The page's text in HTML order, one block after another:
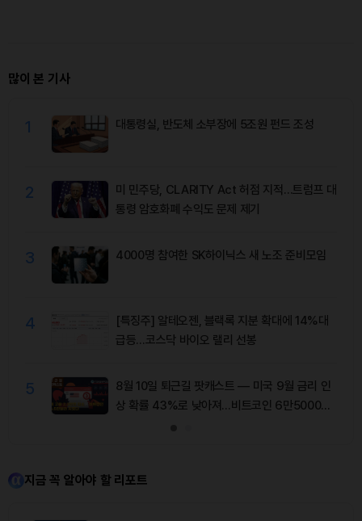
많이 본 기사
1 대통령실, 반도체 소부장에 5조원 펀드 조성
2
미 민주당, CLARITY Act 허점 지적…트럼프 대
통령 암호화폐 수익도 문제 제기
3 4000명 참여한 SK하이닉스 새 노조 준비모임
4
[특징주] 알테오젠, 블랙록 지분 확대에 14%대
급등…코스닥 바이오 랠리 선봉
5
8월 10일 퇴근길 팟캐스트 — 미국 9월 금리 인
상 확률 43%로 낮아져…비트코인 6만5000달
지금 꼭 알아야 할 리포트